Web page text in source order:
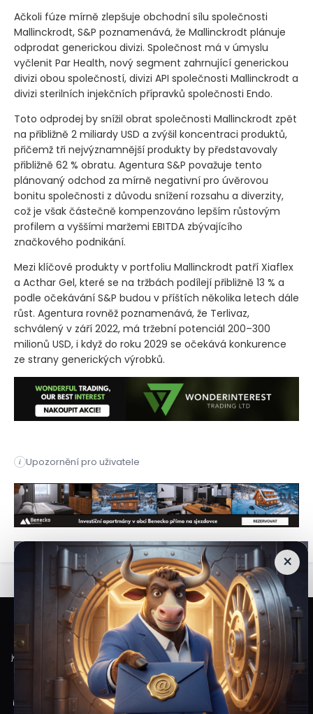
Ačkoli fúze mírně zlepšuje obchodní sílu společnosti
Mallinckrodt, S&P poznamenává, že Mallinckrodt plánuje
odprodat generickou divizi. Společnost má v úmyslu
vyčlenit Par Health, nový segment zahrnující generickou
divizi obou společností, divizi API společnosti Mallinckrodt a
divizi sterilních injekčních přípravků společnosti Endo.
Toto odprodej by snížil obrat společnosti Mallinckrodt zpět
na přibližně 2 miliardy USD a zvýšil koncentraci produktů,
přičemž tři nejvýznamnější produkty by představovaly
přibližně 62 % obratu. Agentura S&P považuje tento
plánovaný odchod za mírně negativní pro úvěrovou
bonitu společnosti z důvodu snížení rozsahu a diverzity,
což je však částečně kompenzováno lepším růstovým
profilem a vyššími maržemi EBITDA zbývajícího
značkového podnikání.
Mezi klíčové produkty v portfoliu Mallinckrodt patří Xiaflex
a Acthar Gel, které se na tržbách podílejí přibližně 13 % a
podle očekávání S&P budou v příštích několika letech dále
růst. Agentura rovněž poznamenává, že Terlivaz,
schválený v září 2022, má tržební potenciál 200–300
milionů USD, i když do roku 2029 se očekává konkurence
ze strany generických výrobků.
i Upozornění pro uživatele
S&P Global Ratings zvýšila rating společnosti Endo Inc. z
×
Veškeré informace a materiály zveřejněné na internetových stránkách
Burzovního Světa vycházejí z veřejně dostupných a důvěryhodných zdrojů. Při
jejich zpracování je postupováno s odbornou péčí a cílem poskytovat čtenářům
objektivní, aktuální a srozumitelné informace. Obsah internetových stránek
slouží výhradně k informačním a vzdělávacím účelům. Nepředstavuje
individuální investiční doporučení, investiční poradenství ani nabídku či výzvu